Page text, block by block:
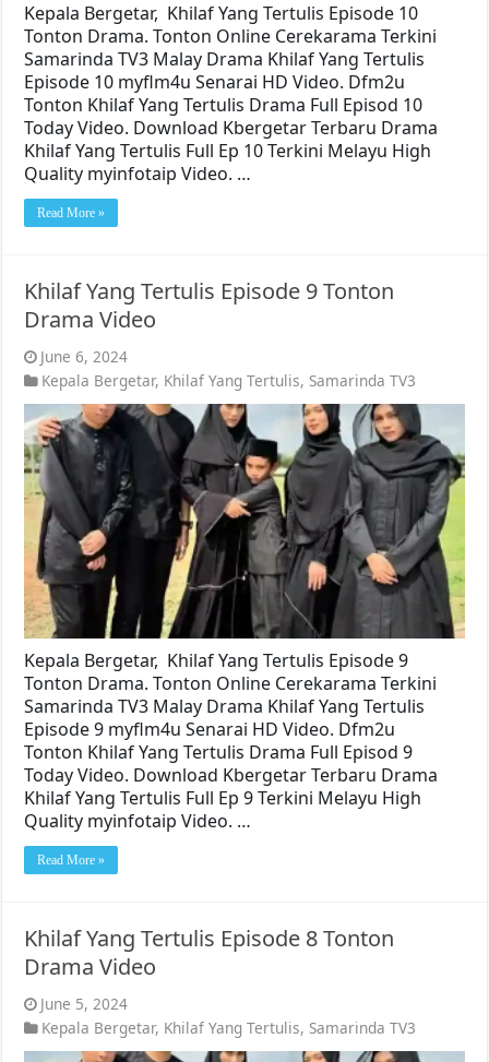
Kepala Bergetar, Khilaf Yang Tertulis Episode 10
Tonton Drama. Tonton Online Cerekarama Terkini
Samarinda TV3 Malay Drama Khilaf Yang Tertulis
Episode 10 myflm4u Senarai HD Video. Dfm2u
Tonton Khilaf Yang Tertulis Drama Full Episod 10
Today Video. Download Kbergetar Terbaru Drama
Khilaf Yang Tertulis Full Ep 10 Terkini Melayu High
Quality myinfotaip Video. …
Read More »
Khilaf Yang Tertulis Episode 9 Tonton
Drama Video
June 6, 2024
Kepala Bergetar, Khilaf Yang Tertulis, Samarinda TV3
Kepala Bergetar, Khilaf Yang Tertulis Episode 9
Tonton Drama. Tonton Online Cerekarama Terkini
Samarinda TV3 Malay Drama Khilaf Yang Tertulis
Episode 9 myflm4u Senarai HD Video. Dfm2u
Tonton Khilaf Yang Tertulis Drama Full Episod 9
Today Video. Download Kbergetar Terbaru Drama
Khilaf Yang Tertulis Full Ep 9 Terkini Melayu High
Quality myinfotaip Video. …
Read More »
Khilaf Yang Tertulis Episode 8 Tonton
Drama Video
June 5, 2024
Kepala Bergetar, Khilaf Yang Tertulis, Samarinda TV3